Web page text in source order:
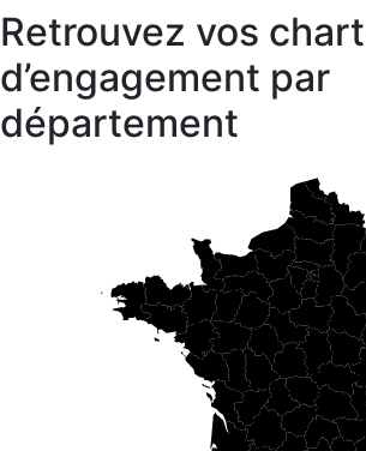
Retrouvez vos
d’engagement par
département